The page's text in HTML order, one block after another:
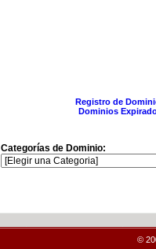
Registro de
Dominios
Categorías de Dominio:
©